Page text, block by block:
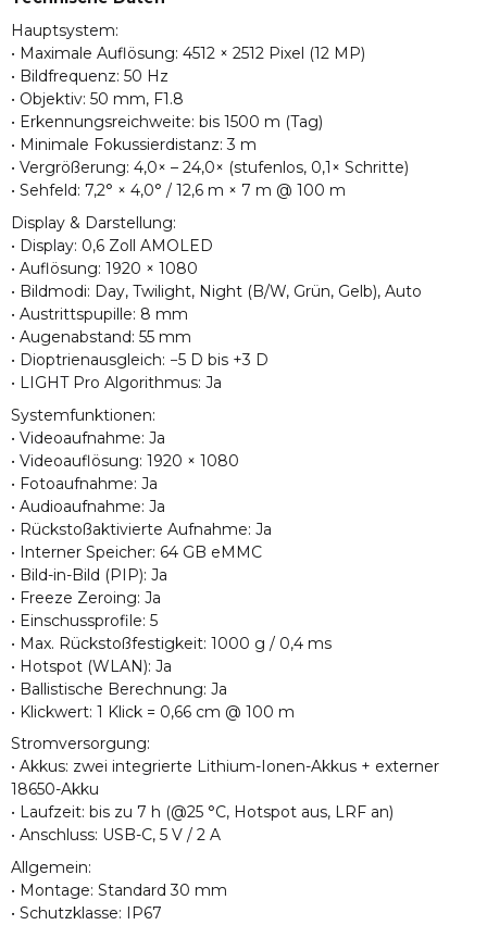
Hauptsystem:
• Maximale Auflösung: 4512 × 2512 Pixel (12 MP)
• Bildfrequenz: 50 Hz
• Objektiv: 50 mm, F1.8
• Erkennungsreichweite: bis 1500 m (Tag)
• Minimale Fokussierdistanz: 3 m
• Vergrößerung: 4,0× – 24,0× (stufenlos, 0,1× Schritte)
• Sehfeld: 7,2° × 4,0° / 12,6 m × 7 m @ 100 m
Display & Darstellung:
• Display: 0,6 Zoll AMOLED
• Auflösung: 1920 × 1080
• Bildmodi: Day, Twilight, Night (B/W, Grün, Gelb), Auto
• Austrittspupille: 8 mm
• Augenabstand: 55 mm
• Dioptrienausgleich: −5 D bis +3 D
• LIGHT Pro Algorithmus: Ja
Systemfunktionen:
• Videoaufnahme: Ja
• Videoauflösung: 1920 × 1080
• Fotoaufnahme: Ja
• Audioaufnahme: Ja
• Rückstoßaktivierte Aufnahme: Ja
• Interner Speicher: 64 GB eMMC
• Bild-in-Bild (PIP): Ja
• Freeze Zeroing: Ja
• Einschussprofile: 5
• Max. Rückstoßfestigkeit: 1000 g / 0,4 ms
• Hotspot (WLAN): Ja
• Ballistische Berechnung: Ja
• Klickwert: 1 Klick = 0,66 cm @ 100 m
Stromversorgung:
• Akkus: zwei integrierte Lithium-Ionen-Akkus + externer
18650-Akku
• Laufzeit: bis zu 7 h (@25 °C, Hotspot aus, LRF an)
• Anschluss: USB-C, 5 V / 2 A
Allgemein:
• Montage: Standard 30 mm
• Schutzklasse: IP67